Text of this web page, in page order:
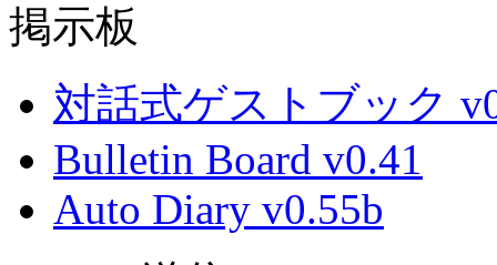
掲示板
対話式ゲストブック
Bulletin Board v0.41
Auto Diary v0.55b